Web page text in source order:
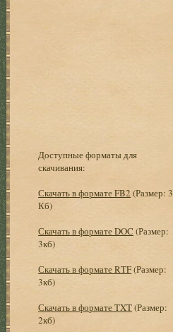
Доступные форматы для
скачивания:
Скачать в формате FB2 (Размер: 3
Кб)
Скачать в формате DOC (Размер:
3кб)
Скачать в формате RTF(Размер:
3кб)
Скачать в формате TXT(Размер:
2кб)